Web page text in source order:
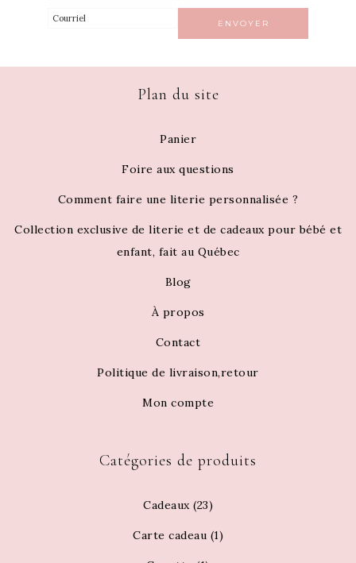
Plan du site
Panier
Foire aux questions
Comment faire une literie personnalisée ?
Collection exclusive de literie et de cadeaux pour bébé et
enfant, fait au Québec
Blog
À propos
Contact
Politique de livraison,retour
Mon compte
Catégories de produits
Cadeaux (23)
Carte cadeau (1)